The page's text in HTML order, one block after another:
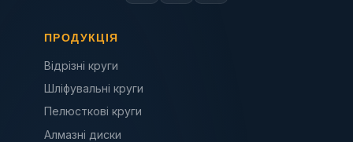
ПРОДУКЦІЯ
Відрізні круги
Шліфувальні круги
Пелюсткові круги
Алмазні диски